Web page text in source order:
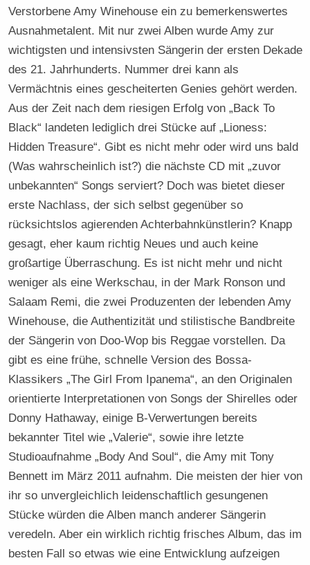
Verstorbene Amy Winehouse ein zu bemerkenswertes
Ausnahmetalent. Mit nur zwei Alben wurde Amy zur
wichtigsten und intensivsten Sängerin der ersten Dekade
des 21. Jahrhunderts. Nummer drei kann als
Vermächtnis eines gescheiterten Genies gehört werden.
Aus der Zeit nach dem riesigen Erfolg von „Back To
Black“ landeten lediglich drei Stücke auf „Lioness:
Hidden Treasure“. Gibt es nicht mehr oder wird uns bald
(Was wahrscheinlich ist?) die nächste CD mit „zuvor
unbekannten“ Songs serviert? Doch was bietet dieser
erste Nachlass, der sich selbst gegenüber so
rücksichtslos agierenden Achterbahnkünstlerin? Knapp
gesagt, eher kaum richtig Neues und auch keine
großartige Überraschung. Es ist nicht mehr und nicht
weniger als eine Werkschau, in der Mark Ronson und
Salaam Remi, die zwei Produzenten der lebenden Amy
Winehouse, die Authentizität und stilistische Bandbreite
der Sängerin von Doo-Wop bis Reggae vorstellen. Da
gibt es eine frühe, schnelle Version des Bossa-
Klassikers „The Girl From Ipanema“, an den Originalen
orientierte Interpretationen von Songs der Shirelles oder
Donny Hathaway, einige B-Verwertungen bereits
bekannter Titel wie „Valerie“, sowie ihre letzte
Studioaufnahme „Body And Soul“, die Amy mit Tony
Bennett im März 2011 aufnahm. Die meisten der hier von
ihr so unvergleichlich leidenschaftlich gesungenen
Stücke würden die Alben manch anderer Sängerin
veredeln. Aber ein wirklich richtig frisches Album, das im
besten Fall so etwas wie eine Entwicklung aufzeigen